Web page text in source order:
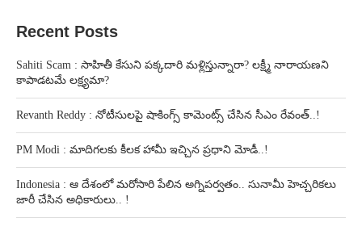
Recent Posts
Sahiti Scam : సాహితీ కేసుని పక్కదారి మళ్లిస్తున్నారా? లక్ష్మీ నారాయణని
కాపాడటమే లక్ష్యమా?
Revanth Reddy : నోటీసులపై షాకింగ్స్ కామెంట్స్ చేసిన సీఎం రేవంత్..!
PM Modi : మాదిగలకు కీలక హామీ ఇచ్చిన ప్రధాని మోడీ..!
Indonesia : ఆ దేశంలో మరోసారి పేలిన అగ్నిపర్వతం.. సునామీ హెచ్చరికలు
జారీ చేసిన అధికారులు.. !